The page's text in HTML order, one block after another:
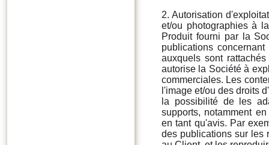
2. Autorisation
et/ou photographies à
Produit fourni par la
publications
auxquels sont
autorise la Société à
commerciales. Les
l'image et/ou des droits
la possibilité de les
supports, notamment
en tant qu'avis. Par
des publications sur les